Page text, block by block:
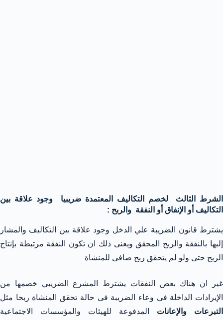
الشرط الثالث لخصم التكاليف المعتمدة ضريبيا وجود علاقة بين
التكاليف أو الإنفاق أو النفقة والربح :
يشترط قانون الضريبة علي الدخل وجود علاقة بين التكاليف والمشار
إليها بالنفقة والربح المحقق ويعنى ذلك ان تكون النفقة مرتبطة بإنتاج
الربح حتى ولو لم يتحقق ربح صافى للمنشاة
غير ان هناك بعض النفقات يشترط المشرع الضريبي خصمها من
الإيرادات الداخلة فى وعاء الضريبة فى حالة تحقق المنشاة ربحا مثل
التبرعات والإعانات المدفوعة للهيئات والمؤسسات الاجتماعية